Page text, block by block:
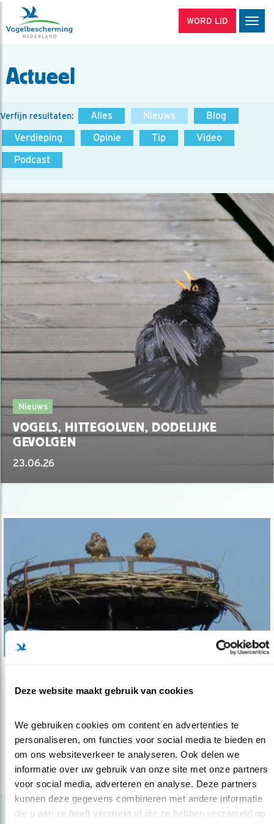
Deze website maakt gebruik van cookies
We gebruiken cookies om content en advertenties te
personaliseren, om functies voor social media te bieden en
om ons websiteverkeer te analyseren. Ook delen we
informatie over uw gebruik van onze site met onze partners
voor social media, adverteren en analyse. Deze partners
kunnen deze gegevens combineren met andere informatie
die u aan ze heeft verstrekt of die ze hebben verzameld op
WORD LID
Actueel
Verfijn resultaten: Alles Nieuws
Blog
Verdieping
Opinie Tip
Video
Podcast
Nieuws
VOGELS, HITTEGOLVEN, DODELIJKE
GEVOLGEN
23.06.26
Nestkasten voor de torenvalk
27.01.25Kelly Kessen besloot iets moois te doen voor
de torenvalk.
lees meer